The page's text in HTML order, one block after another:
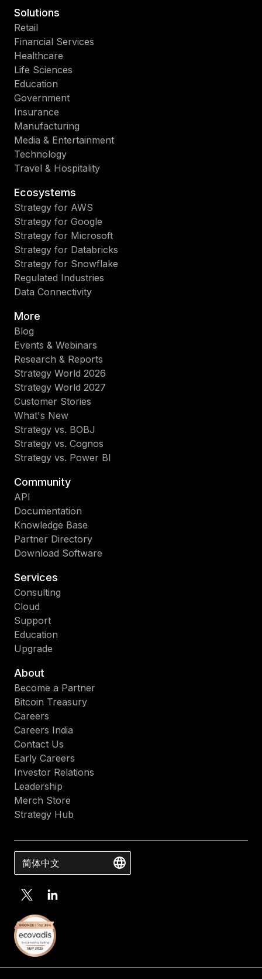
Solutions
Retail
Financial Services
Healthcare
Life Sciences
Education
Government
Insurance
Manufacturing
Media & Entertainment
Technology
Travel & Hospitality
Ecosystems
Strategy for AWS
Strategy for Google
Strategy for Microsoft
Strategy for Databricks
Strategy for Snowflake
Regulated Industries
Data Connectivity
More
Blog
Events & Webinars
Research & Reports
Strategy World 2026
Strategy World 2027
Customer Stories
What's New
Strategy vs. BOBJ
Strategy vs. Cognos
Strategy vs. Power BI
Community
API
Documentation
Knowledge Base
Partner Directory
Download Software
Services
Consulting
Cloud
Support
Education
Upgrade
About
Become a Partner
Bitcoin Treasury
Careers
Careers India
Contact Us
Early Careers
Investor Relations
Leadership
Merch Store
Strategy Hub
简体中文